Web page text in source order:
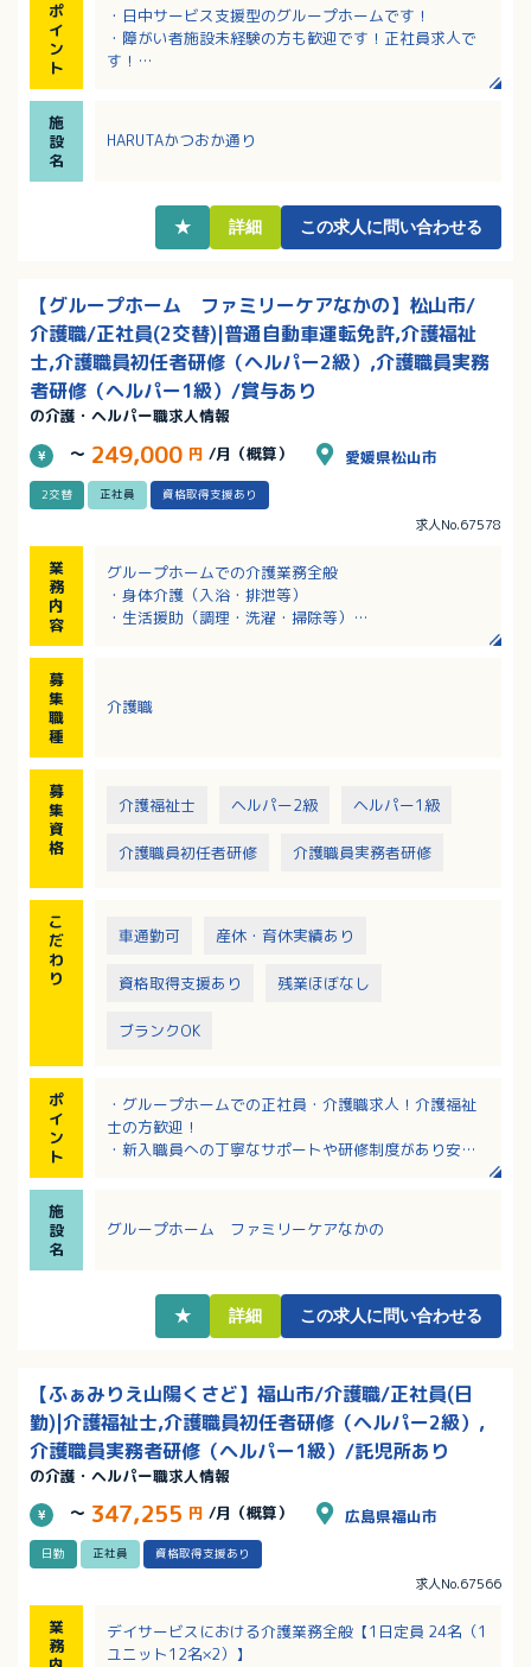
ポ
イ
ン
ト
・日中サービス支援型のグループホームです！
・障がい者施設未経験の方も歓迎です！正社員求人で
す！
・昇給・賞与あり！前年度の年間賞与支給実績は3.0ヶ
月分！
施
設
名
HARUTAかつおか通り
★ 詳細 この求人に問い合わせる
【グループホーム ファミリーケアなかの】松山市/
介護職/正社員(2交替)|普通自動車運転免許,介護福祉
士,介護職員初任者研修（ヘルパー2級）,介護職員実務
者研修（ヘルパー1級）/賞与あり
の介護・ヘルパー職求人情報
～ 249,000 円 /月（概算） 愛媛県松山市
2交替 正社員 資格取得支援あり
求人No.67578
業
務
内
容
グループホームでの介護業務全般
・身体介護（入浴・排泄等）
・生活援助（調理・洗濯・掃除等）
募
集
職
種
介護職
募
集
資
格
介護福祉士 ヘルパー2級 ヘルパー1級
介護職員初任者研修 介護職員実務者研修
こ
だ
わ
り
車通勤可 産休・育休実績あり
資格取得支援あり 残業ほぼなし
ブランクOK
ポ
イ
ン
ト
・グループホームでの正社員・介護職求人！介護福祉
士の方歓迎！
・新入職員への丁寧なサポートや研修制度があり安
た温かい施設です！
施
設
名
グループホーム ファミリーケアなかの
★ 詳細 この求人に問い合わせる
【ふぁみりえ山陽くさど】福山市/介護職/正社員(日
勤)|介護福祉士,介護職員初任者研修（ヘルパー2級）,
介護職員実務者研修（ヘルパー1級）/託児所あり
の介護・ヘルパー職求人情報
～ 347,255 円 /月（概算） 広島県福山市
日勤 正社員 資格取得支援あり
求人No.67566
業
務
デイサービスにおける介護業務全般【1日定員 24名（1
ユニット12名×2）】